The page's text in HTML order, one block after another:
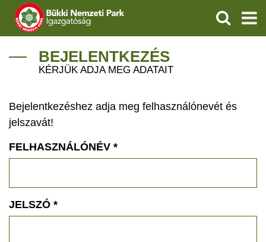
IGAZGATÓSÁG
VÍZVÉDELEM
ÖKOTURIZMUS
GEOPARKOK
KERESÉS
BEJELENTKEZÉS
KÉRJÜK ADJA MEG ADATAIT
Bejelentkezéshez adja meg felhasználónevét és
jelszavát!
FELHASZNÁLÓNÉV *
JELSZÓ *